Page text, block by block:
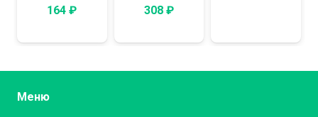
10
164₽Текущая
8
8
308 ₽Текущая
8
Меню